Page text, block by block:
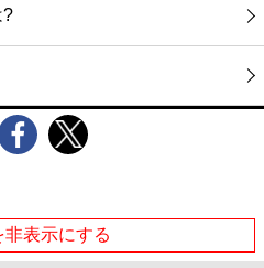
?
非表示にする